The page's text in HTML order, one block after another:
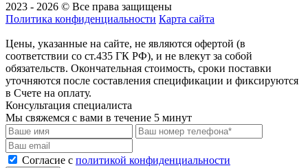
2023 - 2026 © Все права защищены
Политика конфиденциальности Карта сайта
Цены, указанные на сайте, не являются офертой (в
соответствии со ст.435 ГК РФ), и не влекут за собой
обязательств. Окончательная стоимость, сроки поставки
уточняются после составления спецификации и фиксируются
в Счете на оплату.
Консультация специалиста
Мы свяжемся с вами в течение 5 минут
Cогласие с политикой конфиденциальности